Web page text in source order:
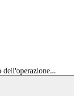
dell'operazione...